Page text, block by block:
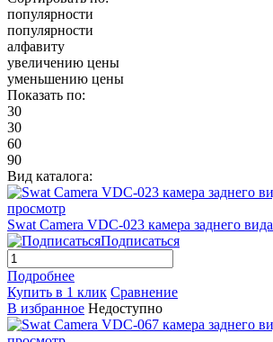
популярности
популярности
алфавиту
увеличению цены
уменьшению цены
Показать по:
30
30
60
90
Вид каталога:
просмотр
Swat Camera VDC-023 камера заднего вида
Подписаться
Подробнее
Купить в 1 клик Сравнение
В избранное Недоступно